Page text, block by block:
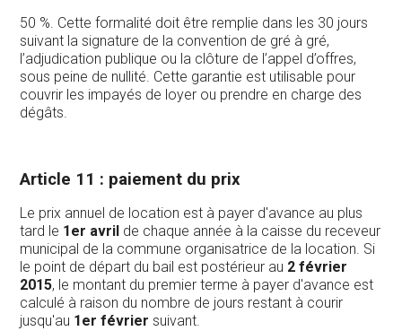
50 %. Cette formalité doit être remplie dans les 30 jours
suivant la signature de la convention de gré à gré,
l’adjudication publique ou la clôture de l’appel d’offres,
sous peine de nullité. Cette garantie est utilisable pour
couvrir les impayés de loyer ou prendre en charge des
dégâts.
Article 11 : paiement du prix
Le prix annuel de location est à payer d'avance au plus
tard le 1er avril de chaque année à la caisse du receveur
municipal de la commune organisatrice de la location. Si
le point de départ du bail est postérieur au 2 février
2015, le montant du premier terme à payer d'avance est
calculé à raison du nombre de jours restant à courir
jusqu'au 1er févriersuivant.